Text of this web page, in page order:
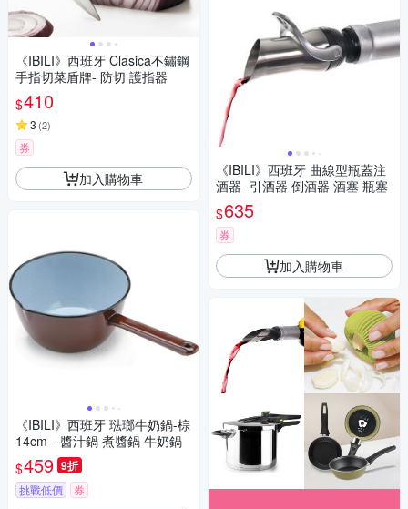
《IBILI》西班牙 Clasica不鏽鋼
手指切菜盾牌- 防切 護指器
$410
3 (2)
券
加入購物車
《IBILI》西班牙 琺瑯牛奶鍋-棕
14cm-- 醬汁鍋 煮醬鍋 牛奶鍋
$459 9折
挑戰低價 券
《IBILI》西班牙 曲線型瓶蓋注
酒器- 引酒器 倒酒器 酒塞 瓶塞
$635
券
加入購物車